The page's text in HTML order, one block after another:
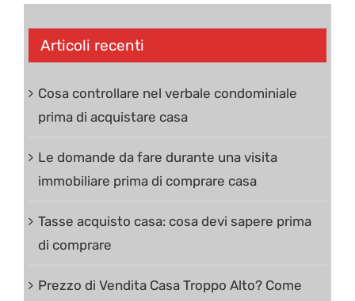
Articoli recenti
Cosa controllare nel verbale condominiale
prima di acquistare casa
Le domande da fare durante una visita
immobiliare prima di comprare casa
Tasse acquisto casa: cosa devi sapere prima
di comprare
Prezzo di Vendita Casa Troppo Alto? Come